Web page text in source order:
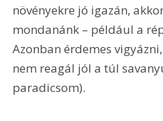
növényekre jó igazán,
mondanánk – például a
Azonban érdemes
nem reagál jól a túl
paradicsom).